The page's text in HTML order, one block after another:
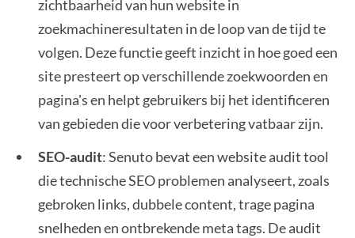
zichtbaarheid van hun website in
zoekmachineresultaten in de loop van de tijd te
volgen. Deze functie geeft inzicht in hoe goed een
site presteert op verschillende zoekwoorden en
pagina's en helpt gebruikers bij het identificeren
van gebieden die voor verbetering vatbaar zijn.
SEO-audit: Senuto bevat een website audit tool
die technische SEO problemen analyseert, zoals
gebroken links, dubbele content, trage pagina
snelheden en ontbrekende meta tags. De audit